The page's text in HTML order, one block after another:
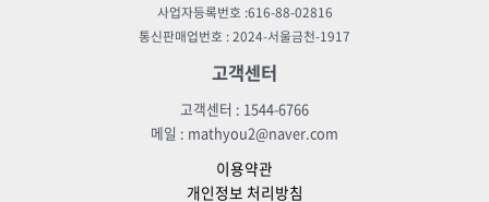
사업자등록번호 :616-88-02816
통신판매업번호 : 2024-서울금천-1917
고객센터
고객센터 : 1544-6766
메일 : mathyou2@naver.com
이용약관
개인정보 처리방침